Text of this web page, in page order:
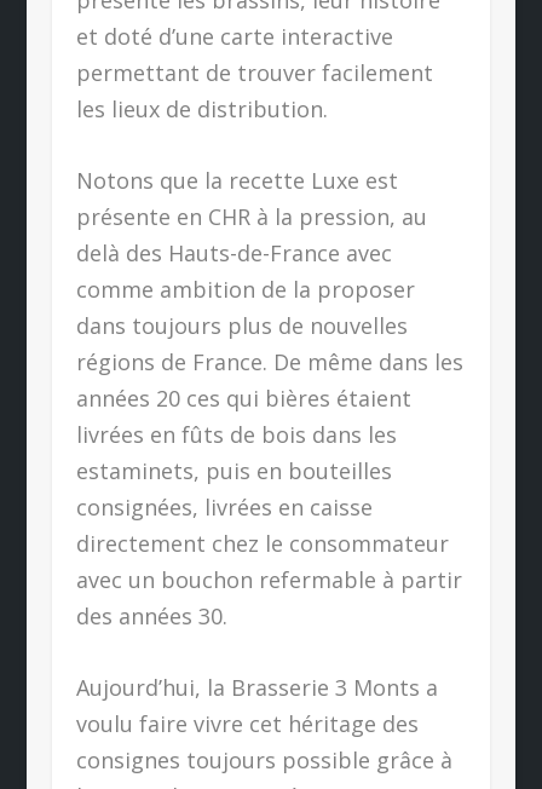
et doté d’une carte interactive
permettant de trouver facilement
les lieux de distribution.
Notons que la recette Luxe est
présente en CHR à la pression, au
delà des Hauts-de-France avec
comme ambition de la proposer
dans toujours plus de nouvelles
régions de France. De même dans les
années 20 ces qui bières étaient
livrées en fûts de bois dans les
estaminets, puis en bouteilles
consignées, livrées en caisse
directement chez le consommateur
avec un bouchon refermable à partir
des années 30.
Aujourd’hui, la Brasserie 3 Monts a
voulu faire vivre cet héritage des
consignes toujours possible grâce à